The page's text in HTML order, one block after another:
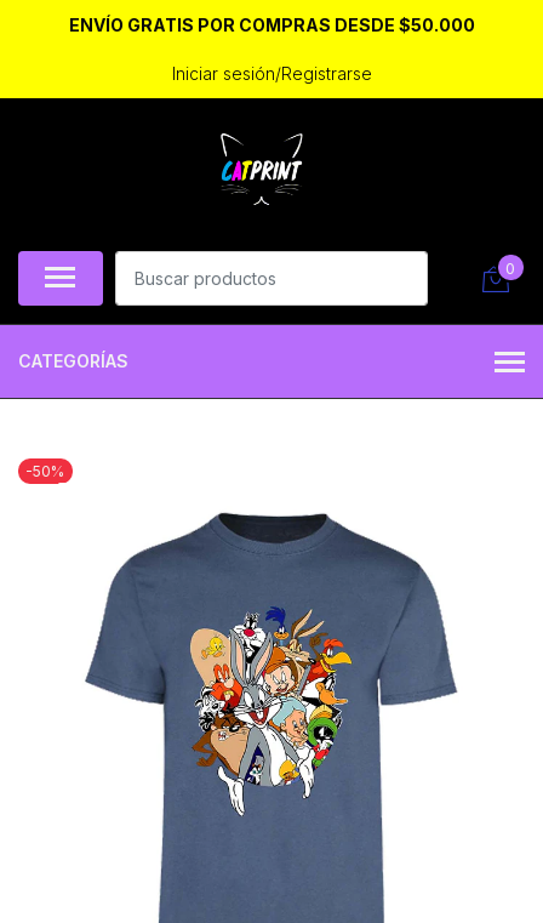
ENVÍO GRATIS POR COMPRAS DESDE $50.000
Iniciar sesión/Registrarse
0
CATEGORÍAS
-50%